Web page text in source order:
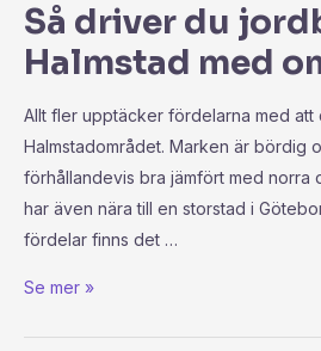
Så driver du
Halmstad med
Allt fler upptäcker fördelarna med att
Halmstadområdet. Marken är bördig
förhållandevis bra jämfört med norra
har även nära till en storstad i
fördelar finns det …
Se mer »